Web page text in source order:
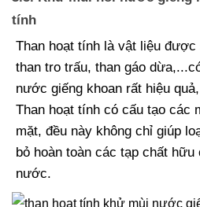
tính
Than hoạt tính là vật liệu
than tro trấu, than gáo
nước giếng khoan rất hiệu
Than hoạt tính có cấu tạo các
mặt, đều này không chỉ giúp
bỏ hoàn toàn các tạp chất
nước.